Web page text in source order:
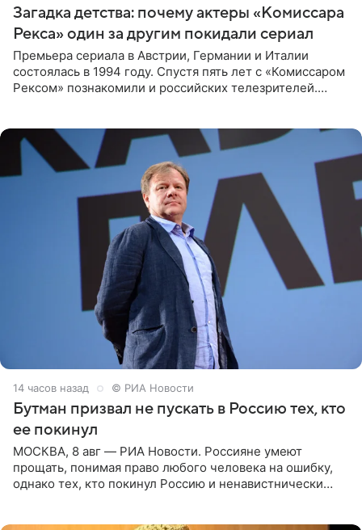
Загадка детства: почему актеры «Комиссара
Рекса» один за другим покидали сериал
Премьера сериала в Австрии, Германии и Италии
состоялась в 1994 году. Спустя пять лет с «Комиссаром
Рексом» познакомили и российских телезрителей.
14 часов назад © РИА Новости
Бутман призвал не пускать в Россию тех, кто
ее покинул
МОСКВА, 8 авг — РИА Новости. Россияне умеют
прощать, понимая право любого человека на ошибку,
однако тех, кто покинул Россию и ненавистнически